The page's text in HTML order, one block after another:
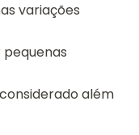
variações
além